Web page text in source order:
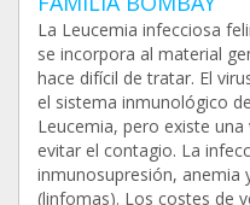
La Leucemia infecciosa
se incorpora al material
hace difícil de tratar. El
el sistema inmunológico
Leucemia, pero existe
evitar el contagio. La
inmunosupresión, anemia
(linfomas). Los costes de